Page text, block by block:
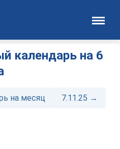
календарь на 6
на месяц 7.11.25 →